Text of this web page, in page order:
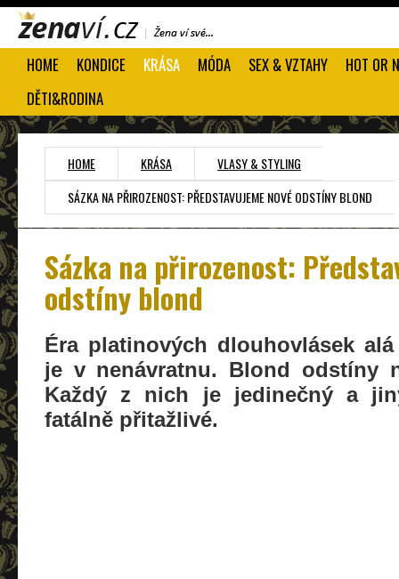
HOME KONDICE KRÁSA MÓDA SEX & VZTAHY
HOT OR
DĚTI&RODINA
HOME KRÁSA
VLASY & STYLING
SÁZKA NA PŘIROZENOST: PŘEDSTAVUJEME NOVÉ ODSTÍNY BLOND
Sázka na přirozenost:
odstíny blond
Éra platinových dlouhovlásek
je v nenávratnu. Blond odstíny
Každý z nich je jedinečný a
fatálně přitažlivé.